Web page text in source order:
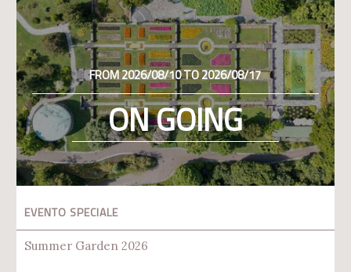
FROM 2026/08/10 TO 2026/08/17
ON GOING
EVENTO SPECIALE
Summer Garden 2026